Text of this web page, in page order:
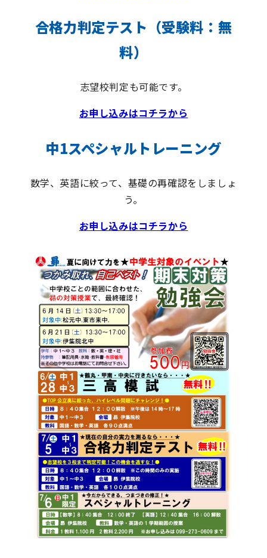
合格力判定テスト（受験料：無
料）
志望校判定も可能です。
お申し込みはコチラから
中1スペシャルトレーニング
数学、英語に絞って、基礎の再確認をしましょ
う。
お申し込みはコチラから